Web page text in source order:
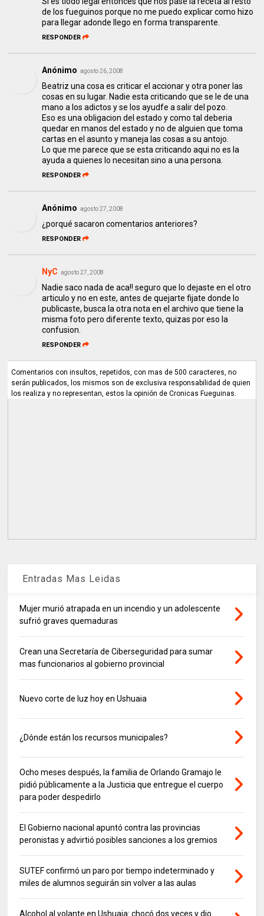
de los fueguinos porque no me puedo explicar como hizo
para llegar adonde llego en forma transparente.
RESPONDER
Anónimo agosto 26, 2008
Beatriz una cosa es criticar el accionar y otra poner las
cosas en su lugar. Nadie esta criticando que se le de una
mano a los adictos y se los ayudfe a salir del pozo.
Eso es una obligacion del estado y como tal deberia
quedar en manos del estado y no de alguien que toma
cartas en el asunto y maneja las cosas a su antojo.
Lo que me parece que se esta criticando aqui no es la
ayuda a quienes lo necesitan sino a una persona.
RESPONDER
Anónimo agosto 27, 2008
¿porqué sacaron comentarios anteriores?
RESPONDER
NyC agosto 27, 2008
Nadie saco nada de aca!! seguro que lo dejaste en el otro
articulo y no en este, antes de quejarte fijate donde lo
publicaste, busca la otra nota en el archivo que tiene la
misma foto pero diferente texto, quizas por eso la
confusion.
RESPONDER
Comentarios con insultos, repetidos, con mas de 500 caracteres, no
serán publicados, los mismos son de exclusiva responsabilidad de quien
los realiza y no representan, estos la opinión de Cronicas Fueguinas.
Entradas Mas Leidas
Mujer murió atrapada en un incendio y un adolescente
sufrió graves quemaduras
Crean una Secretaría de Ciberseguridad para sumar
mas funcionarios al gobierno provincial
Nuevo corte de luz hoy en Ushuaia
¿Dónde están los recursos municipales?
Ocho meses después, la familia de Orlando Gramajo le
pidió públicamente a la Justicia que entregue el cuerpo
para poder despedirlo
El Gobierno nacional apuntó contra las provincias
peronistas y advirtió posibles sanciones a los gremios
SUTEF confirmó un paro por tiempo indeterminado y
miles de alumnos seguirán sin volver a las aulas
Alcohol al volante en Ushuaia: chocó dos veces y dio